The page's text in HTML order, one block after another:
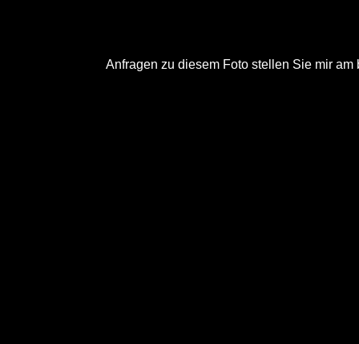
Anfragen zu diesem Foto stellen Sie mir